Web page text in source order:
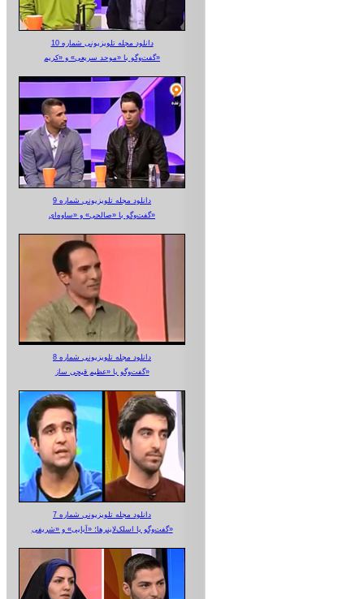
دانلود مجله تلویزیونی شماره 10
گفت‌وگو با «موحد سریعی» و «کریم»
دانلود مجله تلویزیونی شماره 9
گفت‌وگو با «صالحی» و «ساوه‌ای»
دانلود مجله تلویزیونی شماره 8
گفت‌وگو با «عظیم قیچی ساز»
دانلود مجله تلویزیونی شماره 7
گفت‌وگو با اسلک‌لاینرها؛ «آبایی» و «شریفی»